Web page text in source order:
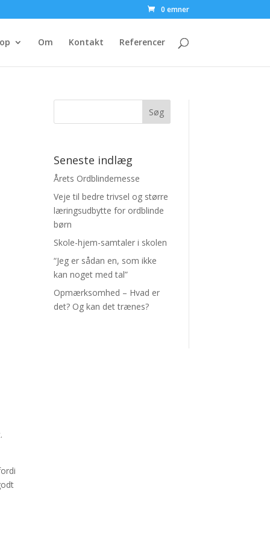
0 emner
Om Kontakt Referencer
Seneste indlæg
Årets Ordblindemesse
Veje til bedre trivsel og større
læringsudbytte for ordblinde
børn
Skole-hjem-samtaler i skolen
“Jeg er sådan en, som ikke
kan noget med tal”
Opmærksomhed – Hvad er
det? Og kan det trænes?